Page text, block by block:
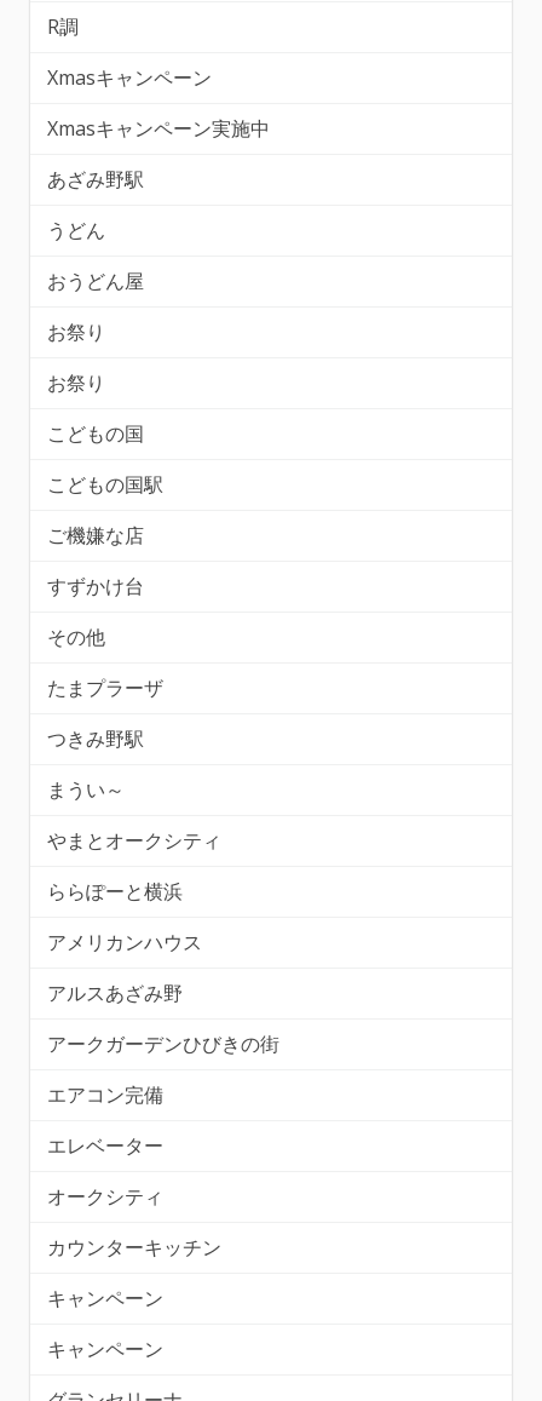
R調
Xmasキャンペーン
Xmasキャンペーン実施中
あざみ野駅
うどん
おうどん屋
お祭り
お祭り
こどもの国
こどもの国駅
ご機嫌な店
すずかけ台
その他
たまプラーザ
つきみ野駅
まうい～
やまとオークシティ
ららぽーと横浜
アメリカンハウス
アルスあざみ野
アークガーデンひびきの街
エアコン完備
エレベーター
オークシティ
カウンターキッチン
キャンペーン
キャンペーン